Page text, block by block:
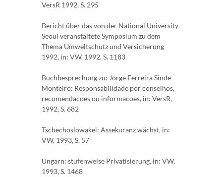
VersR 1992, S. 295
Bericht über das von der National University
Seoul veranstaltete Symposium zu dem
Thema Umweltschutz und Versicherung
1992, in: VW, 1992, S. 1183
Buchbesprechung zu: Jorge Ferreira Sinde
Monteiro: Responsabilidade por conselhos,
recomendacoes ou informacoes, in: VersR,
1992, S. 682
Tschechoslowakei: Assekuranz wächst, in:
VW, 1993, S. 57
Ungarn: stufenweise Privatisierung, in: VW,
1993, S. 1468